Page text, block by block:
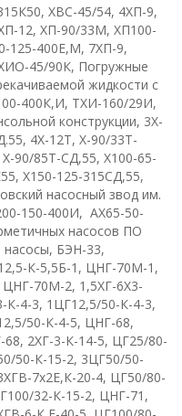
, ХВС-45/54, 4ХП-9,
12, ХП-90/33М, ХП100-
125-400Е,М, 7ХП-9,
45/90К, Погружные
жидкости с
400К,И, ТХИ-160/29И,
конструкции, 3X-
, 4X-12T, Х-90/33Т-
Х-90/85Т-СД,55, Х100-65-
, Х150-125-315СД,55,
насосный звод им.
150-400И, AX65-50-
насосов ПО
, БЭН-33,
К-5,5Б-1 , ЦНГ-70М-1 ,
ЦНГ-70М-2, 1,5ХГ-6Х3-
К-4-3, 1ЦГ12,5/50-К-4-3,
50-К-4-5, ЦНГ-68,
68, 2ХГ-3-К-14-5, ЦГ25/80-
50-К-15-2, 3ЦГ50/50-
7х2Е,К-20-4, ЦГ50/80-
32-К-15-2, ЦНГ-71 ,